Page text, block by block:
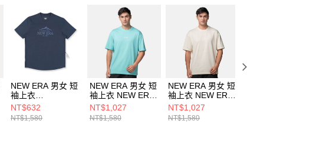
NEW ERA 男女 短
袖上衣
OUTDOOR BASIC
LOGO NEW ERA
NE13774232
NT$632
NT$1,580
NEW ERA 男女 短
袖上衣 NEW ERA
BASIC NE
NE14499058
NT$1,027
NT$1,580
NEW ERA 男女 短
袖上衣 NEW ERA
BASIC NE
NE14499057
NT$1,027
NT$1,580